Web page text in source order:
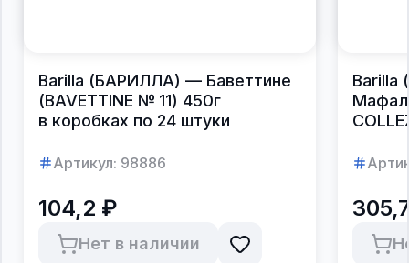
Barilla (БАРИЛЛА) — Баветтине
(BAVETTINE № 11) 450г
в коробках по 24 штуки
Артикул: 98886
104,2 ₽
Нет в наличии